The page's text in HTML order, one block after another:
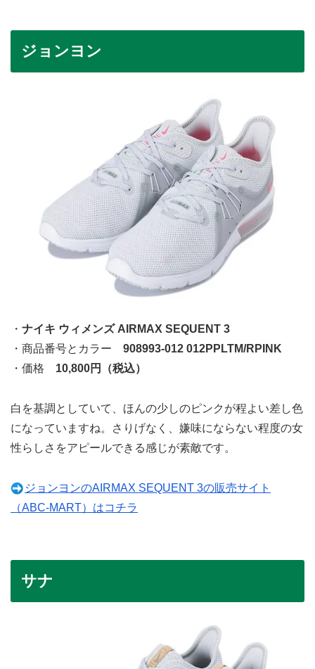
ジョンヨン
・ ナイキ ウィメンズ AIRMAX SEQUENT 3
・商品番号とカラー 908993-012 012PPLTM/RPINK
・価格 10,800円（税込）
白を基調としていて、ほんの少しのピンクが程よい差し色
になっていますね。さりげなく、嫌味にならない程度の女
性らしさをアピールできる感じが素敵です。
ジョンヨンのAIRMAX SEQUENT 3の販売サイト
（ABC-MART）はコチラ
サナ